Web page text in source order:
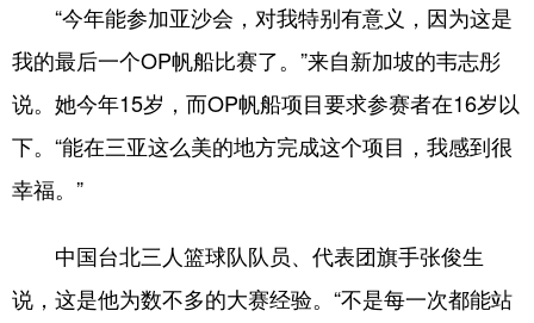
“今年能参加亚沙会，对我特别有意义，因为这是
我的最后一个OP帆船比赛了。”来自新加坡的韦志彤
说。她今年15岁，而OP帆船项目要求参赛者在16岁以
下。“能在三亚这么美的地方完成这个项目，我感到很
幸福。”
中国台北三人篮球队队员、代表团旗手张俊生
说，这是他为数不多的大赛经验。“不是每一次都能站